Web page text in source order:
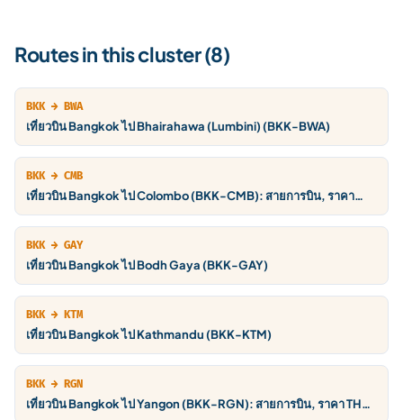
Routes in this cluster (8)
BKK → BWA
เที่ยวบิน Bangkok ไป Bhairahawa (Lumbini) (BKK-BWA)
BKK → CMB
เที่ยวบิน Bangkok ไป Colombo (BKK-CMB): สายการบิน, ราคา
BKK → GAY
เที่ยวบิน Bangkok ไป Bodh Gaya (BKK-GAY)
BKK → KTM
เที่ยวบิน Bangkok ไป Kathmandu (BKK-KTM)
BKK → RGN
เที่ยวบิน Bangkok ไป Yangon (BKK-RGN): สายการบิน, ราคา THB,